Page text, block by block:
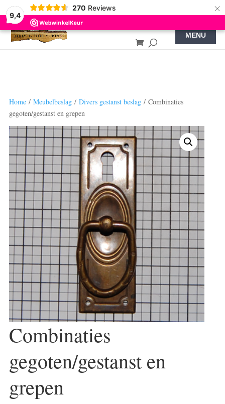
9,4
270 Reviews ×
Home/ Meubelbeslag/ Divers gestanst beslag/ Combinaties
gegoten/gestanst en grepen
Combinaties
gegoten/gestanst en
grepen